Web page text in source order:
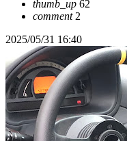
thumb_up 62
comment2
2025/05/31 16:40